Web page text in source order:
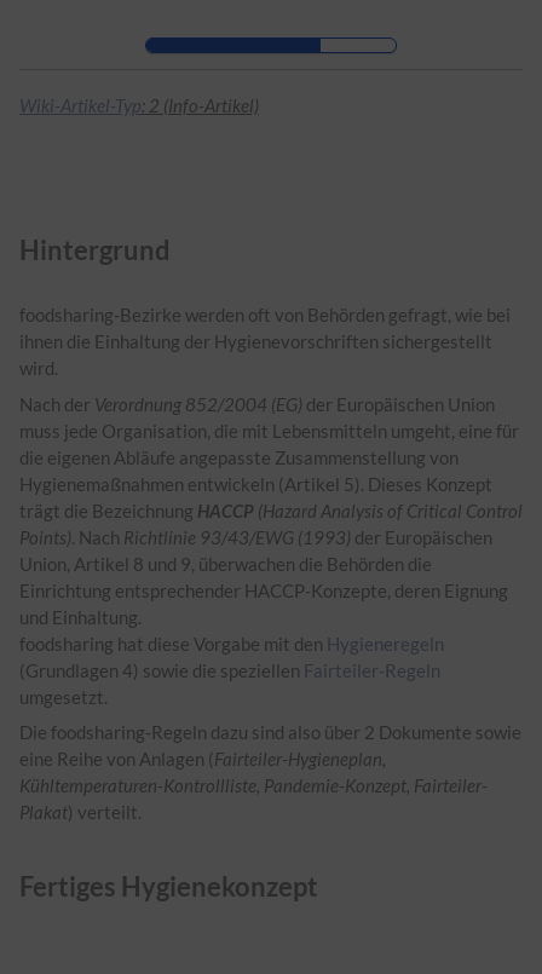
Zur Hauptnavigation
Wiki-Artikel-Typ: 2 (Info-Artikel)
Hintergrund
foodsharing-Bezirke werden oft von Behörden gefragt, wie bei
ihnen die Einhaltung der Hygienevorschriften sichergestellt
wird.
Nach der Verordnung 852/2004 (EG) der Europäischen Union
muss jede Organisation, die mit Lebensmitteln umgeht, eine für
die eigenen Abläufe angepasste Zusammenstellung von
Hygienemaßnahmen entwickeln (Artikel 5). Dieses Konzept
trägt die Bezeichnung HACCP (Hazard Analysis of Critical Control
Points). Nach Richtlinie 93/43/EWG (1993) der Europäischen
Union, Artikel 8 und 9, überwachen die Behörden die
Einrichtung entsprechender HACCP-Konzepte, deren Eignung
und Einhaltung.
foodsharing hat diese Vorgabe mit den Hygieneregeln
(Grundlagen 4) sowie die speziellen Fairteiler-Regeln
umgesetzt.
Die foodsharing-Regeln dazu sind also über 2 Dokumente sowie
eine Reihe von Anlagen (Fairteiler-Hygieneplan,
Kühltemperaturen-Kontrollliste, Pandemie-Konzept, Fairteiler-
Plakat) verteilt.
Fertiges Hygienekonzept